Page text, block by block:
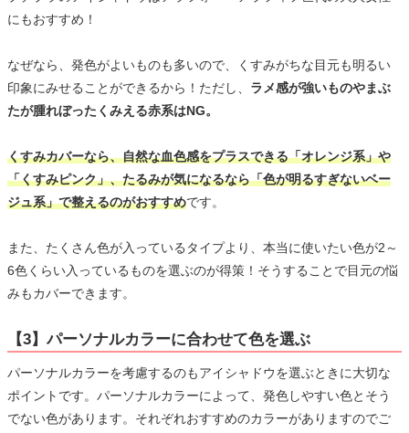
にもおすすめ！
なぜなら、発色がよいものも多いので、くすみがちな目元も明るい
印象にみせることができるから！ただし、 ラメ感が強いものやまぶ
たが腫れぼったくみえる赤系はNG。
くすみカバーなら、自然な血色感をプラスできる「オレンジ系」や
「くすみピンク」、たるみが気になるなら「色が明るすぎないベー
ジュ系」で整えるのがおすすめです。
また、たくさん色が入っているタイプより、本当に使いたい色が2～
6色くらい入っているものを選ぶのが得策！そうすることで目元の悩
みもカバーできます。
【3】パーソナルカラーに合わせて色を選ぶ
パーソナルカラーを考慮するのもアイシャドウを選ぶときに大切な
ポイントです。パーソナルカラーによって、発色しやすい色とそう
でない色があります。それぞれおすすめのカラーがありますのでご